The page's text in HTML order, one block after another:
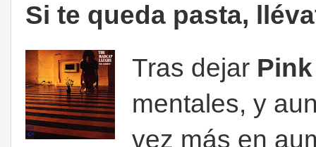
Si te queda pasta,
Tras dejar
mentales, y
vez más en